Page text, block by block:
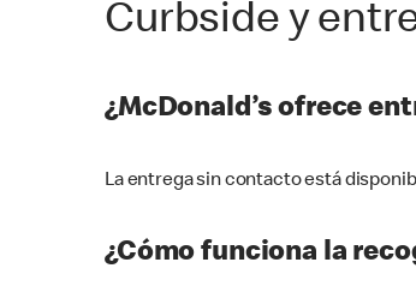
Curbside y
¿McDonald’s ofrece
La entrega sin contacto está
¿Cómo funciona la